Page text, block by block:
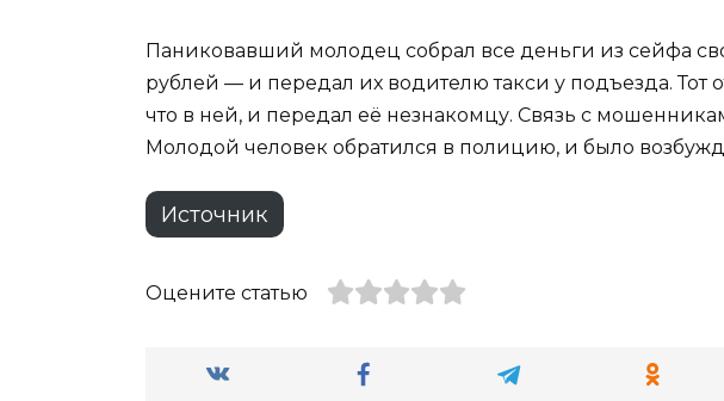
Паниковавший молодец собрал все деньги из сейфа
рублей — и передал их водителю такси у подъезда. Тот
что в ней, и передал её незнакомцу. Связь с
Молодой человек обратился в полицию, и было
Источник
Оцените статью